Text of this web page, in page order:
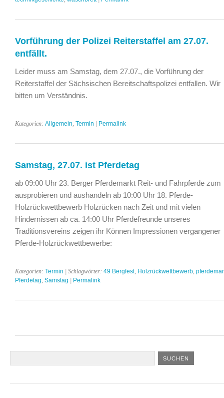
Vorführung der Polizei Reiterstaffel am 27.07.
entfällt.
Leider muss am Samstag, dem 27.07., die Vorführung der
Reiterstaffel der Sächsischen Bereitschaftspolizei entfallen. Wir
bitten um Verständnis.
Kategorien: Allgemein, Termin Permalink
Samstag, 27.07. ist Pferdetag
ab 09:00 Uhr 23. Berger Pferdemarkt Reit- und Fahrpferde zum
ausprobieren und aushandeln ab 10:00 Uhr 18. Pferde-
Holzrückwettbewerb Holzrücken nach Zeit und mit vielen
Hindernissen ab ca. 14:00 Uhr Pferdefreunde unseres
Traditionsvereins zeigen ihr Können Impressionen vergangener
Pferde-Holzrückwettbewerbe:
Kategorien: Termin | Schlagwörter: 49 Bergfest, Holzrückwettbewerb,
Pferdetag, Samstag Permalink